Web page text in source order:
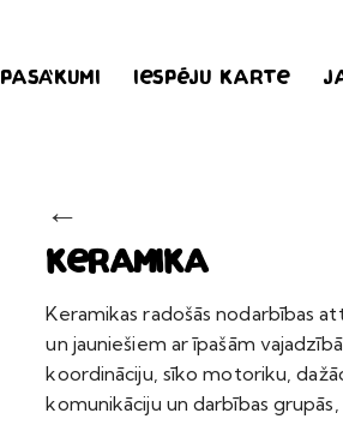
Pasākumi Iespēju karte
←
Keramika
Keramikas radošās nodarbības
un jauniešiem ar īpašām
koordināciju, sīko motoriku,
komunikāciju un darbības grupās,